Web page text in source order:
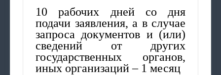
10 рабочих дней со дня
подачи заявления, а в случае
запроса документов и (или)
сведений от других
государственных органов,
иных организаций – 1 месяц